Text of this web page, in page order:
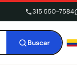
315 550-7584
Buscar